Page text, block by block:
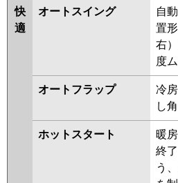
パナソニック PA-
AKSA06367X
三菱電機 PKZ-
ERMP63K5
PKZ-
快
適
オートスイング
自
置
右
度
オートフラップ
冷
し
ホットスタート
暖
終
う